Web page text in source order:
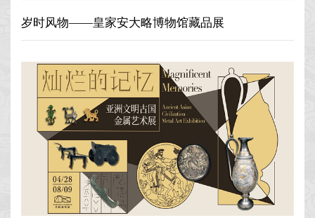
岁时风物——皇家安大略博物馆藏品展